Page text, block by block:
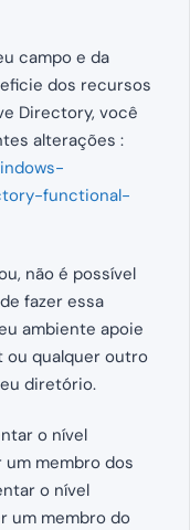
campo e da
dos recursos
Directory, você
alterações :
functional-
não é possível
fazer essa
ambiente apoie
ou qualquer outro
diretório.
o nível
membro dos
o nível
um membro do